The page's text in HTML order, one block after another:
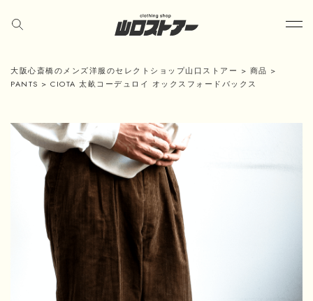
大阪心斎橋のメンズ洋服のセレクトショップ山口ストアー > 商品 >
PANTS > CIOTA 太畝コーデュロイ オックスフォードバックス